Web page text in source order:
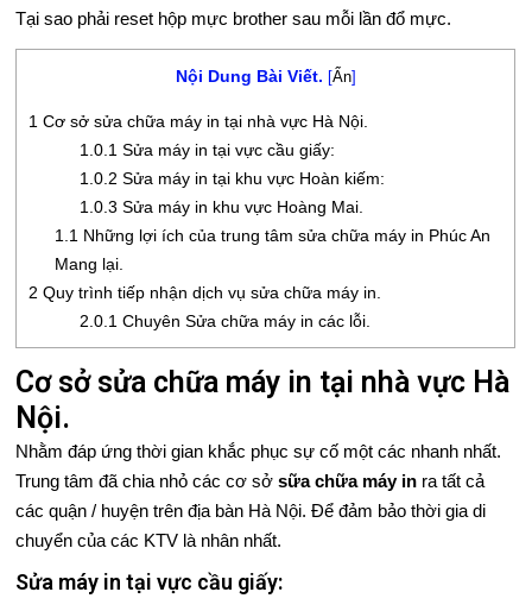
U
H
Ầ
M
B
Ả
N
Tại sao phải reset hộp mực brother sau mỗi lần đổ mực.
Nội Dung Bài Viết. [Ẩn]
1 Cơ sở sửa chữa máy in tại nhà vực Hà Nội.
1.0.1 Sửa máy in tại vực cầu giấy:
1.0.2 Sửa máy in tại khu vực Hoàn kiếm:
1.0.3 Sửa máy in khu vực Hoàng Mai.
1.1 Những lợi ích của trung tâm sửa chữa máy in Phúc An
Mang lại.
2 Quy trình tiếp nhận dịch vụ sửa chữa máy in.
2.0.1 Chuyên Sửa chữa máy in các lỗi.
Cơ sở sửa chữa máy in tại nhà vực Hà
Nội.
Nhằm đáp ứng thời gian khắc phục sự cố một các nhanh nhất.
Trung tâm đã chia nhỏ các cơ sởsữa chữa máy in ra tất cả
các quận / huyện trên địa bàn Hà Nội. Để đảm bảo thời gia di
chuyển của các KTV là nhân nhất.
Sửa máy in tại vực cầu giấy: